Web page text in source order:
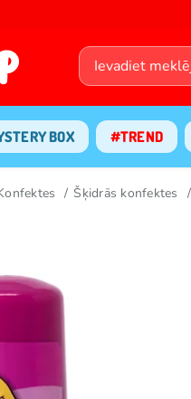
BOX #TREND
Šķidrās konfektes